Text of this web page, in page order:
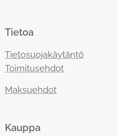
Tietoa
Tietosuojakäytäntö
Toimitusehdot
Maksuehdot
Kauppa